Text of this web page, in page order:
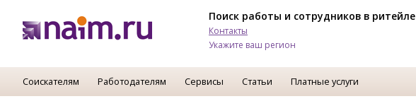
Поиск работы и сотрудников в ритейле
Контакты
Укажите ваш регион
Соискателям Работодателям Сервисы Статьи Платные услуги